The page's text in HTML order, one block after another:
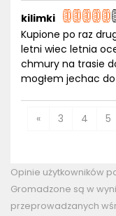
kilimki
Kupione po raz
letni wiec letnia
chmury na trasie
mogłem jechac
« 3 4 5
Opinie użytkowników
Gromadzone są w
przeprowadzanych